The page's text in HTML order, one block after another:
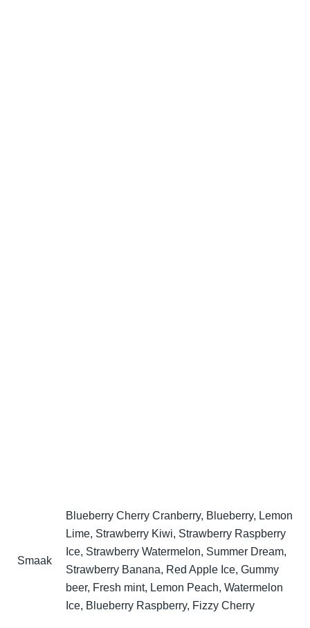
Smaak
Blueberry Cherry Cranberry, Blueberry, Lemon
Lime, Strawberry Kiwi, Strawberry Raspberry
Ice, Strawberry Watermelon, Summer Dream,
Strawberry Banana, Red Apple Ice, Gummy
beer, Fresh mint, Lemon Peach, Watermelon
Ice, Blueberry Raspberry, Fizzy Cherry